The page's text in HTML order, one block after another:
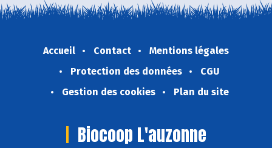
Accueil Contact
Mentions légales
Protection des données
CGU
Gestion des cookies
Plan du site
Biocoop L'auzonne